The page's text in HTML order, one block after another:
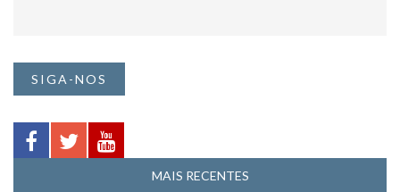
SIGA-NOS
MAIS RECENTES